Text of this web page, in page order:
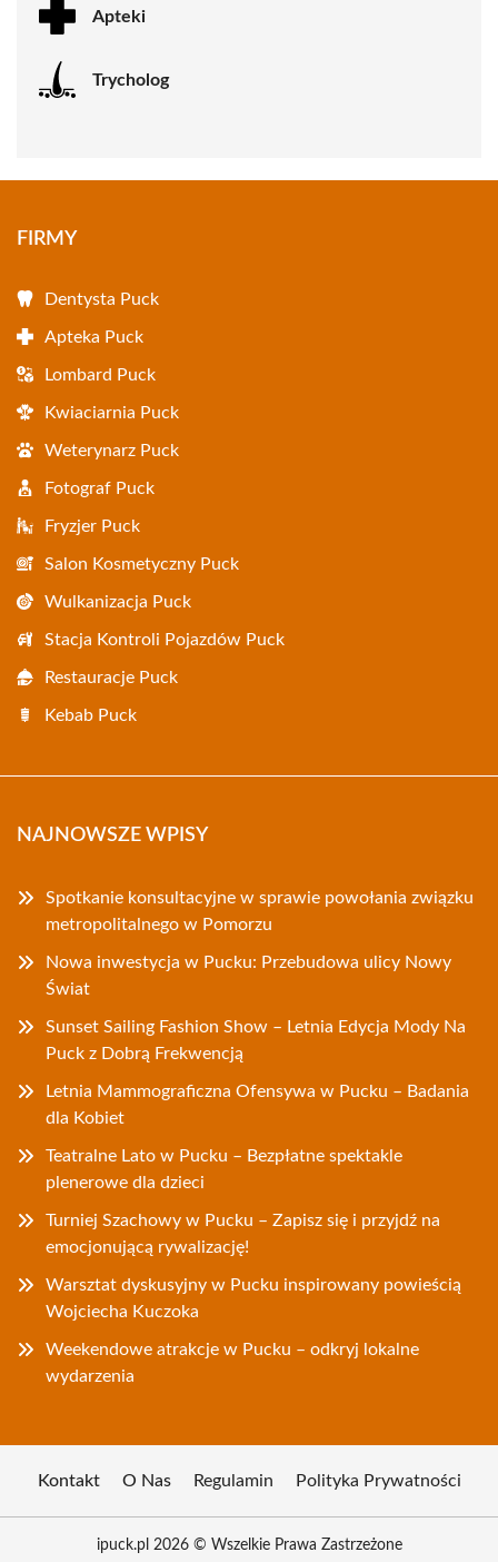
Apteki
Trycholog
FIRMY
Dentysta Puck
Apteka Puck
Lombard Puck
Kwiaciarnia Puck
Weterynarz Puck
Fotograf Puck
Fryzjer Puck
Salon Kosmetyczny Puck
Wulkanizacja Puck
Stacja Kontroli Pojazdów Puck
Restauracje Puck
Kebab Puck
NAJNOWSZE WPISY
Spotkanie konsultacyjne w sprawie powołania związku
metropolitalnego w Pomorzu
Nowa inwestycja w Pucku: Przebudowa ulicy Nowy
Świat
Sunset Sailing Fashion Show – Letnia Edycja Mody Na
Puck z Dobrą Frekwencją
Letnia Mammograficzna Ofensywa w Pucku – Badania
dla Kobiet
Teatralne Lato w Pucku – Bezpłatne spektakle
plenerowe dla dzieci
Turniej Szachowy w Pucku – Zapisz się i przyjdź na
emocjonującą rywalizację!
Warsztat dyskusyjny w Pucku inspirowany powieścią
Wojciecha Kuczoka
Weekendowe atrakcje w Pucku – odkryj lokalne
wydarzenia
Kontakt O Nas Regulamin Polityka Prywatności
ipuck.pl 2026 © Wszelkie Prawa Zastrzeżone